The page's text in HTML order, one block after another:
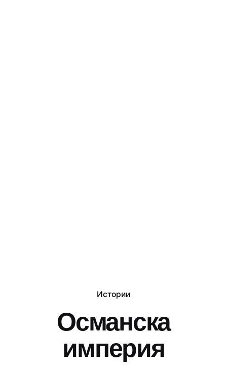
Истории
Османска
империя